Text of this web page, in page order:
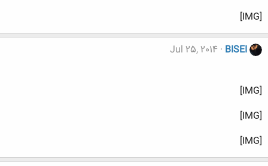
[IMG]
BISEI
Jul 25, 2014
[IMG]
[IMG]
[IMG]